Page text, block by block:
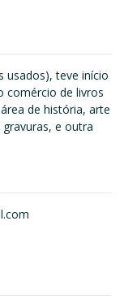
usados), teve início
comércio de livros
de história, arte
e outra